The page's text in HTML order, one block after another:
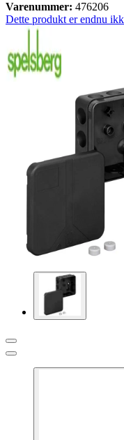
Varenummer: 476206
Dette produkt er endnu